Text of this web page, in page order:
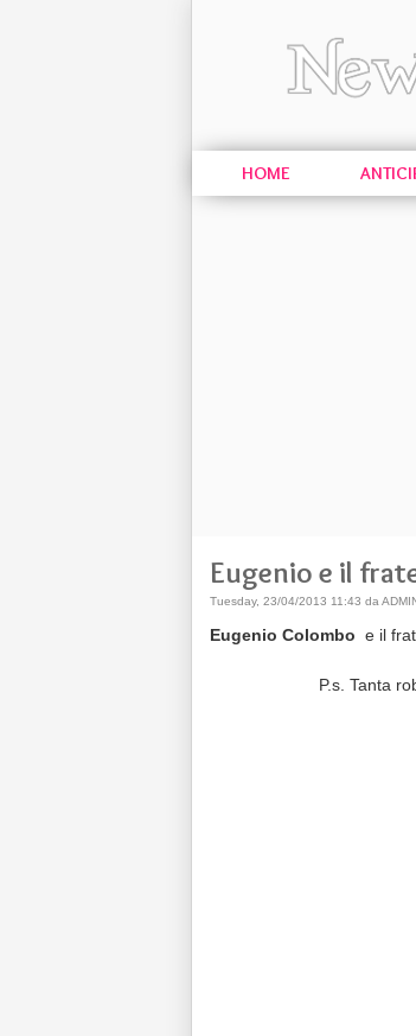
HOME
Eugenio e il
Tuesday, 23/04/2013 11:43 da
Eugenio Colombo e il
P.s. Tanta